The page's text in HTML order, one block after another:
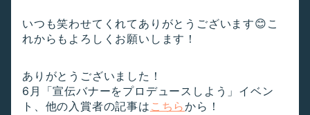
いつも笑わせてくれてありがとうございます😊こ
れからもよろしくお願いします！
ありがとうございました！
6月「宣伝バナーをプロデュースしよう」イベン
ト、他の入賞者の記事は こちらから！